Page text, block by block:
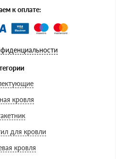
к оплате:
кровля
для кровли
кровля